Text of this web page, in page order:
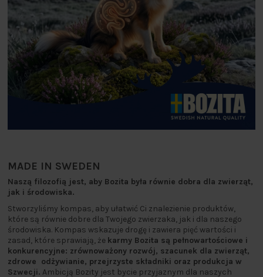
MADE IN SWEDEN
Naszą filozofią jest, aby Bozita była równie dobra dla zwierząt,
jak i środowiska.
Stworzyliśmy kompas, aby ułatwić Ci znalezienie produktów,
które są równie dobre dla Twojego zwierzaka, jak i dla naszego
środowiska. Kompas wskazuje drogę i zawiera pięć wartości i
zasad, które sprawiają, że karmy Bozita są pełnowartościowe i
konkurencyjne: zrównoważony rozwój, szacunek dla zwierząt,
zdrowe odżywianie, przejrzyste składniki oraz produkcja w
Szwecji. Ambicją Bozity jest bycie przyjaznym dla naszych